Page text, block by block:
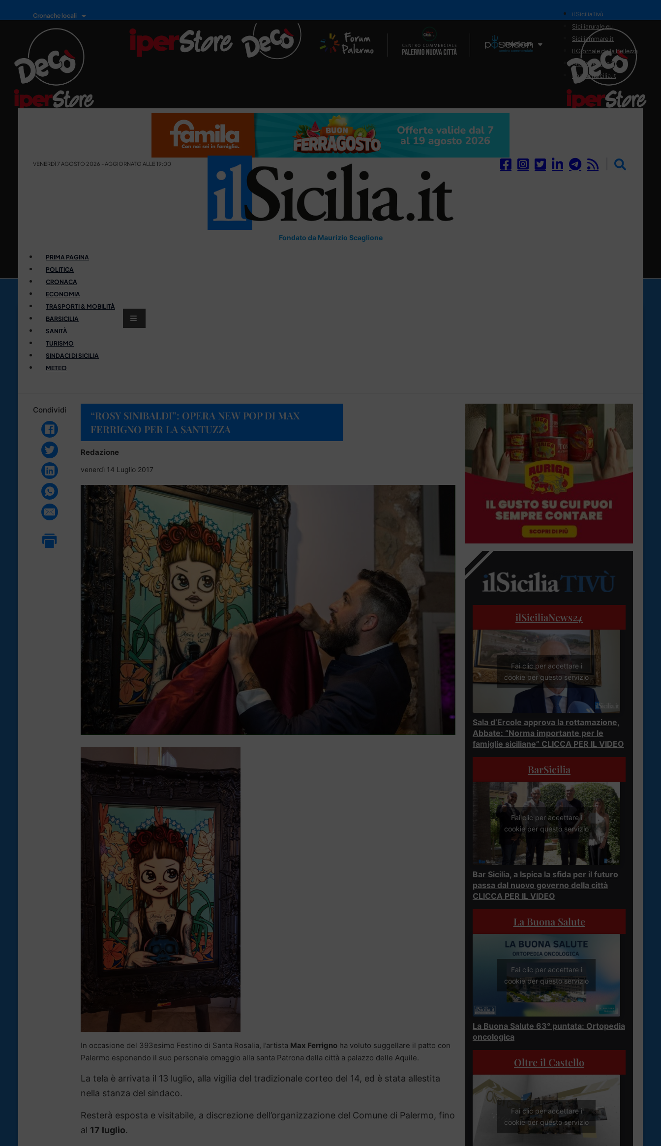
Cronache locali
Il Network
il SiciliaTivù
Siciliarurale.eu
Siciliammare.it
Il Giornale della Bellezza
Siciliamedica.it
Sanitainsicilia.it
VENERDÌ 7 AGOSTO 2026 - AGGIORNATO ALLE 19:00
Fondato da Maurizio Scaglione
PRIMA PAGINA
POLITICA
CRONACA
ECONOMIA
TRASPORTI & MOBILITÀ
BARSICILIA
SANITÀ
TURISMO
SINDACI DI SICILIA
METEO
Condividi
“ROSY SINIBALDI”: OPERA NEW POP DI MAX
FERRIGNO PER LA SANTUZZA
Redazione
venerdì 14 Luglio 2017
In occasione del 393esimo Festino di Santa Rosalia, l’artista Max Ferrigno ha voluto suggellare il patto con
Palermo esponendo il suo personale omaggio alla santa Patrona della città a palazzo delle Aquile.
La tela è arrivata il 13 luglio, alla vigilia del tradizionale corteo del 14, ed è stata allestita
nella stanza del sindaco.
Resterà esposta e visitabile, a discrezione dell’organizzazione del Comune di Palermo, fino
al 17 luglio.
ilSiciliaNews24
Fai clic per accettare i
cookie per questo servizio
Sala d’Ercole approva la rottamazione,
Abbate: “Norma importante per le
famiglie siciliane” CLICCA PER IL VIDEO
BarSicilia
Fai clic per accettare i
cookie per questo servizio
Bar Sicilia, a Ispica la sfida per il futuro
passa dal nuovo governo della città
CLICCA PER IL VIDEO
La Buona Salute
Fai clic per accettare i
cookie per questo servizio
La Buona Salute 63° puntata: Ortopedia
oncologica
Oltre il Castello
Fai clic per accettare i
cookie per questo servizio